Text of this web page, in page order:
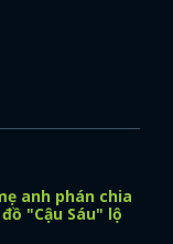
anh phán chia
"Cậu Sáu" lộ